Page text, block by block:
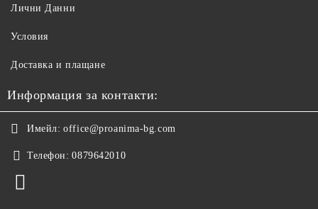
Лични Данни
Условия
Доставка и плащане
Информация за контакти:
Имейл: office@proanima-bg.com
Телефон: 0879642010